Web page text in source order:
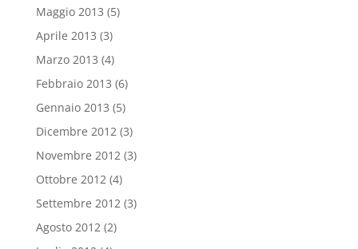
Maggio 2013 (5)
Aprile 2013 (3)
Marzo 2013 (4)
Febbraio 2013 (6)
Gennaio 2013 (5)
Dicembre 2012 (3)
Novembre 2012 (3)
Ottobre 2012 (4)
Settembre 2012 (3)
Agosto 2012 (2)